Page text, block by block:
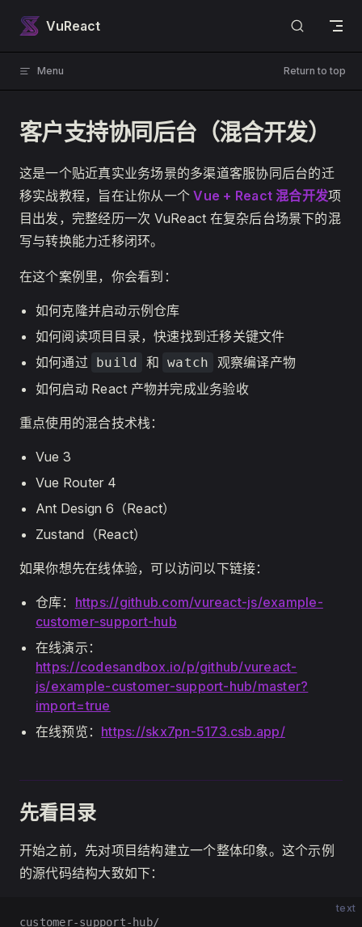
Skip to content
VuReact
Menu Return to top
客户支持协同后台（混合开发）
这是一个贴近真实业务场景的多渠道客服协同后台的迁
移实战教程，旨在让你从一个Vue + React 混合开发项
目出发，完整经历一次 VuReact 在复杂后台场景下的混
写与转换能力迁移闭环。
在这个案例里，你会看到：
如何克隆并启动示例仓库
如何阅读项目目录，快速找到迁移关键文件
如何通过
build 和 watch
观察编译产物
如何启动 React 产物并完成业务验收
重点使用的混合技术栈：
Vue 3
Vue Router 4
Ant Design 6（React）
Zustand（React）
如果你想先在线体验，可以访问以下链接：
仓库： https://github.com/vureact-js/example-
customer-support-hub
在线演示：
https://codesandbox.io/p/github/vureact-
js/example-customer-support-hub/master?
import=true
在线预览： https://skx7pn-5173.csb.app/
先看目录
开始之前，先对项目结构建立一个整体印象。这个示例
的源代码结构大致如下：
text
customer-support-hub/